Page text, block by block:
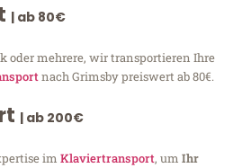
| ab 80€
oder mehrere, wir transportieren Ihre
nach Grimsby preiswert ab 80€.
| ab 200€
im Klaviertransport, um Ihr